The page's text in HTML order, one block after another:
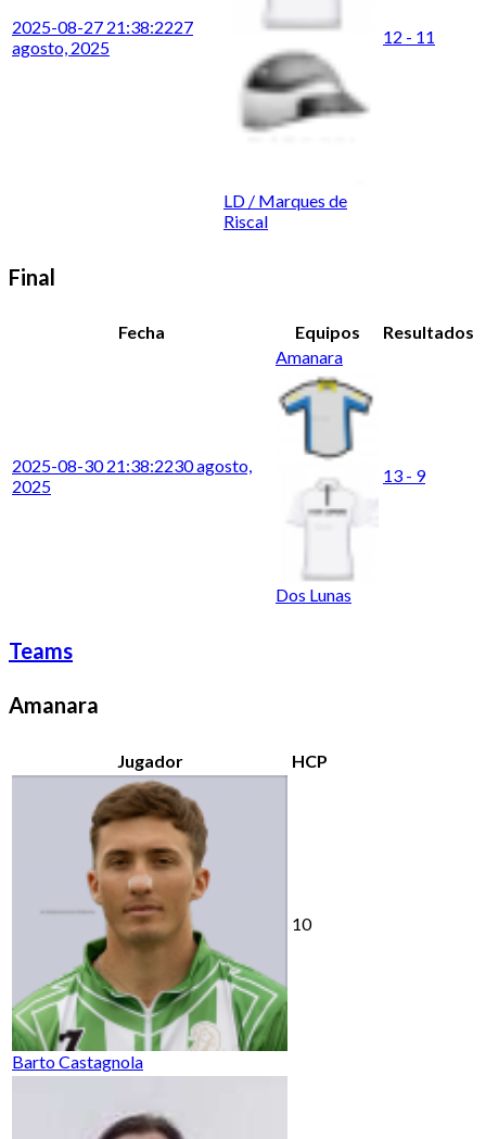
2025-08-27 21:38:2227
agosto, 2025
LD / Marques de
Riscal
12 - 11
Final
Fecha Equipos Resultados
2025-08-30 21:38:2230 agosto,
2025
Amanara
Dos Lunas
13 - 9
Teams
Amanara
Jugador HCP
Barto Castagnola
10